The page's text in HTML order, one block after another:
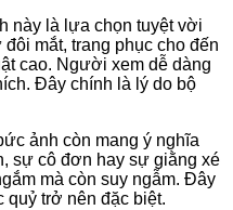
này là lựa chọn tuyệt vời
mắt, trang phục cho đến
cao. Người xem dễ dàng
Đây chính là lý do bộ
ảnh còn mang ý nghĩa
sự cô đơn hay sự giằng xé
mà còn suy ngẫm. Đây
quỷ trở nên đặc biệt.